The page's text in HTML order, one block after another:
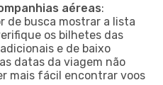
aéreas:
de busca mostrar a lista
os bilhetes das
e de baixo
datas da viagem não
mais fácil encontrar voos